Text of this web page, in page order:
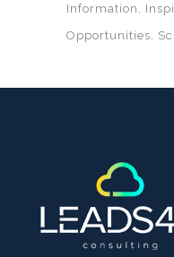
Information
Opportunities